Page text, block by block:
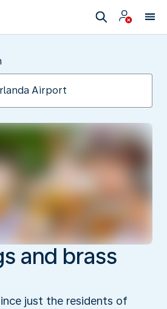
and brass
just the residents of